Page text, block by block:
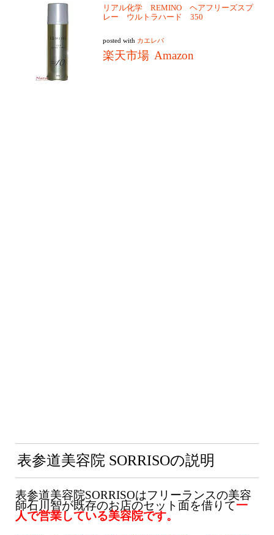
リアル化学 REMINO ヘアフリーズスプ
レー ウルトラハード 350
posted with カエレバ
楽天市場 Amazon
表参道美容院 SORRISOの説明
表参道美容院SORRISOはフリーランスの美容
師石川智が既存のお店のセット面を借りて一
人で営業している美容院です。